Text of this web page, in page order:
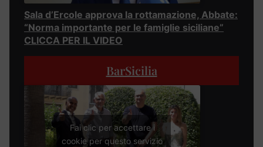
Sala d’Ercole approva la rottamazione, Abbate:
“Norma importante per le famiglie siciliane”
CLICCA PER IL VIDEO
BarSicilia
Fai clic per accettare i
cookie per questo servizio